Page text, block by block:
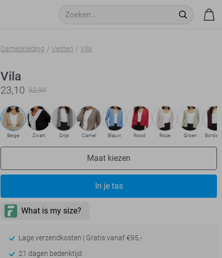
Dameskleding Vesten Vila
Vila
23,10 32,99
Beige Zwart Grijs Camel Blauw Rood Roze Groen
Maat kiezen
In je tas
Lage verzendkosten | Gratis vanaf €95,-
21 dagen bedenktijd